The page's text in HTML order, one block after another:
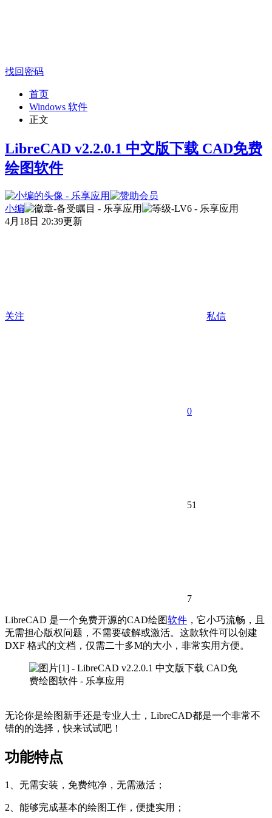
找回密码
首页
Windows 软件
正文
LibreCAD v2.2.0.1 中文版下载 CAD免费
绘图软件
小编
4月18日 20:39更新
关注 私信
0
51
7
LibreCAD 是一个免费开源的CAD绘图软件 ，它小巧流畅，且
无需担心版权问题，不需要破解或激活。这款软件可以创建
DXF 格式的文档，仅需二十多M的大小，非常实用方便。
无论你是绘图新手还是专业人士，LibreCAD都是一个非常不
错的的选择，快来试试吧！
功能特点
1、无需安装，免费纯净，无需激活；
2、能够完成基本的绘图工作，便捷实用；